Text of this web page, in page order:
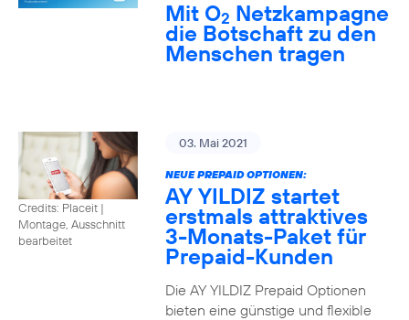
Mit O2 Netzkampagne
die Botschaft zu den
Menschen tragen
Credits: Placeit |
Montage, Ausschnitt
bearbeitet
03. Mai 2021
NEUE PREPAID OPTIONEN:
AY YILDIZ startet
erstmals attraktives
3-Monats-Paket für
Prepaid-Kunden
Die AY YILDIZ Prepaid Optionen
bieten eine günstige und flexible